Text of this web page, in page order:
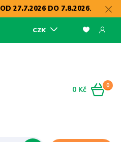
OD 27.7.2026 DO 7.8.2026.
CZK
0
0 Kč